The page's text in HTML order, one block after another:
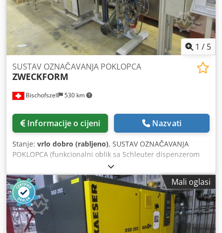
1 / 5
Bischofszell 530 km
SUSTAV OZNAČAVANJA POKLOPCA
ZWECKFORM
Informacije o cijeni Nazvati
Stanje: vrlo dobro (rabljeno), SUSTAV OZNAČAVANJA
POKLOPCA (funkcionalni oblik sa Schleuter dispenzerom
naljepnica) JG: oko 1990 Učinak: 100 šalica/poklopaca u
minuti. Oprema / dodatne informacije: Koja se sastoji od: -
Slagač Dcsdpjn D E Hpofx Apcjk - Jedinica za označavanje -
Slagač
Mali oglasi